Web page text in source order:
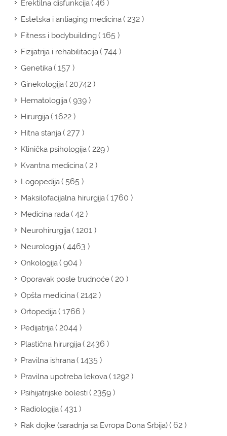
Erektilna disfunkcija( 46 )
Estetska i antiaging medicina( 232 )
Fitness i bodybuilding( 165 )
Fizijatrija i rehabilitacija( 744 )
Genetika( 157 )
Ginekologija( 20742 )
Hematologija( 939 )
Hirurgija( 1622 )
Hitna stanja( 277 )
Klinička psihologija( 229 )
Kvantna medicina( 2 )
Logopedija( 565 )
Maksilofacijalna hirurgija( 1760 )
Medicina rada( 42 )
Neurohirurgija( 1201 )
Neurologija( 4463 )
Onkologija( 904 )
Oporavak posle trudnoće( 20 )
Opšta medicina( 2142 )
Ortopedija( 1766 )
Pedijatrija( 2044 )
Plastična hirurgija( 2436 )
Pravilna ishrana( 1435 )
Pravilna upotreba lekova( 1292 )
Psihijatrijske bolesti( 2359 )
Radiologija( 431 )
Rak dojke (saradnja sa Evropa Dona Srbija)( 62 )